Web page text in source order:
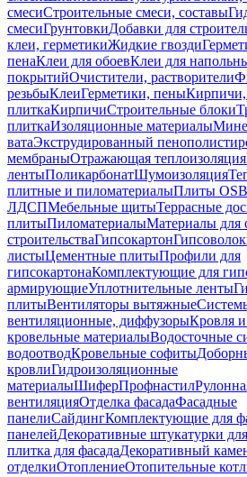
смесиСтроительные смеси, составы
смесиГрунтовкиДобавки для
клеи, герметикиЖидкие гвозди
пенаКлеи для обоевКлеи для
покрытийОчистители, растворители
резьбыКлеиГерметики, пеныКирпичи,
плиткаКирпичиСтроительные блоки
плиткаИзоляционные материалы
ватаЭкструдированный
мембраныОтражающая теплоизоляция
лентыПоликарбонатШумоизоляция
плитные и пиломатериалыПлиты OSB
ЛДСПМебельные щитыТеррасные
плитыПиломатериалыМатериалы для
строительстваГипсокартон
листыЦементные плитыПрофили для
гипсокартонаКомплектующие для
армирующиеУплотнительные ленты
плитыВентиляторы вытяжные
вентиляционные, диффузорыКровля
кровельные материалыВодосточные
водоотводКровельные софиты
кровлиГидроизоляционные
материалыШиферПрофнастил
вентиляцияОтделка фасадаФасадные
панелиСайдингКомплектующие для
панелейДекоративные штукатурки
плитка для фасадаДекоративный
отделкиОтоплениеОтопительные